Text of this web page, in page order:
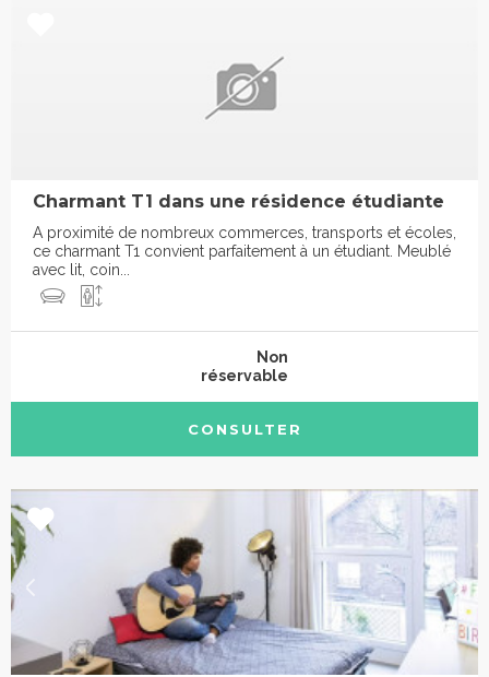
Charmant T1 dans une résidence étudiante
A proximité de nombreux commerces, transports et écoles,
ce charmant T1 convient parfaitement à un étudiant. Meublé
avec lit, coin...
Non
réservable
CONSULTER